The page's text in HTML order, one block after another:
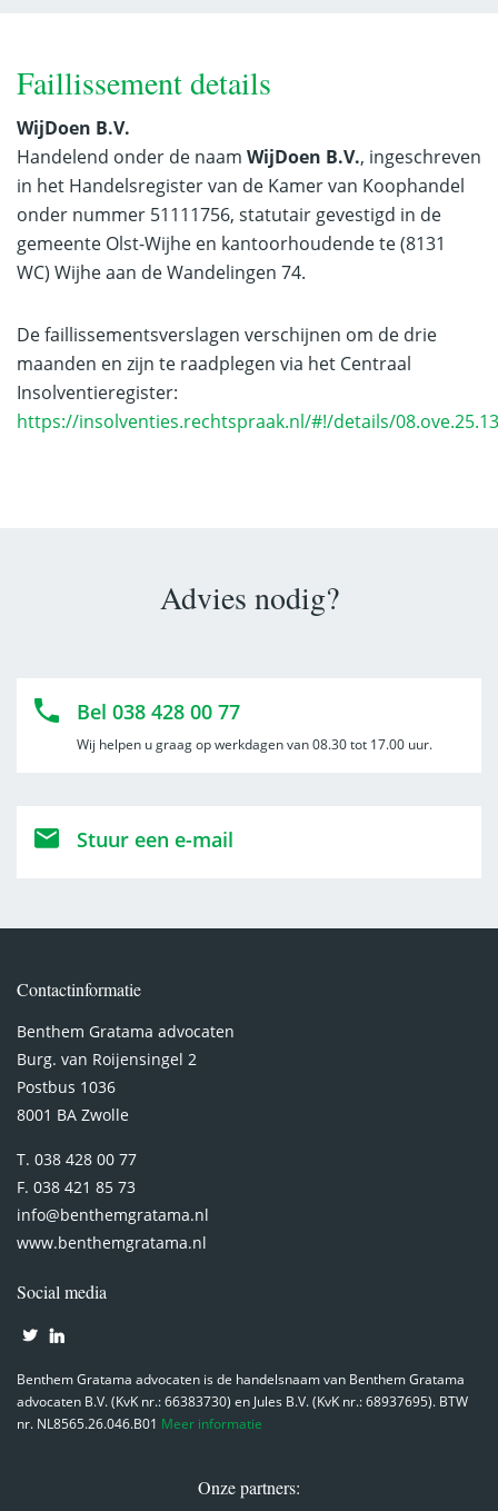
Faillissement details
WijDoen B.V.
Handelend onder de naam WijDoen B.V., ingeschreven
in het Handelsregister van de Kamer van Koophandel
onder nummer 51111756, statutair gevestigd in de
gemeente Olst-Wijhe en kantoorhoudende te (8131
WC) Wijhe aan de Wandelingen 74.
De faillissementsverslagen verschijnen om de drie
maanden en zijn te raadplegen via het Centraal
Insolventieregister:
https://insolventies.rechtspraak.nl/#!/details/
Advies nodig?
Bel 038 428 00 77
Wij helpen u graag op werkdagen van 08.30 tot 17.00 uur.
Stuur een e-mail
Contactinformatie
Benthem Gratama advocaten
Burg. van Roijensingel 2
Postbus 1036
8001 BA Zwolle
T. 038 428 00 77
F. 038 421 85 73
info@benthemgratama.nl
www.benthemgratama.nl
Social media
Benthem Gratama advocaten is de handelsnaam van Benthem Gratama
advocaten B.V. (KvK nr.: 66383730) en Jules B.V. (KvK nr.: 68937695). BTW
nr. NL8565.26.046.B01 Meer informatie
Onze partners: